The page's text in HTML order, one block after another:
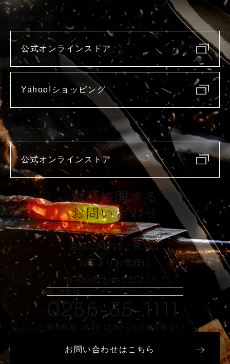
マルキン印
公式オンラインストア
Yahoo!ショッピング
庖斬巴
公式オンラインストア
製品に関する
お問い合わせ
製品に関するご質問は
以下よりお気軽に
お問い合わせください。
新潟本社
0256-35-1111
受付時間 8:30-17:30（土日祝を除く）
お問い合わせはこちら